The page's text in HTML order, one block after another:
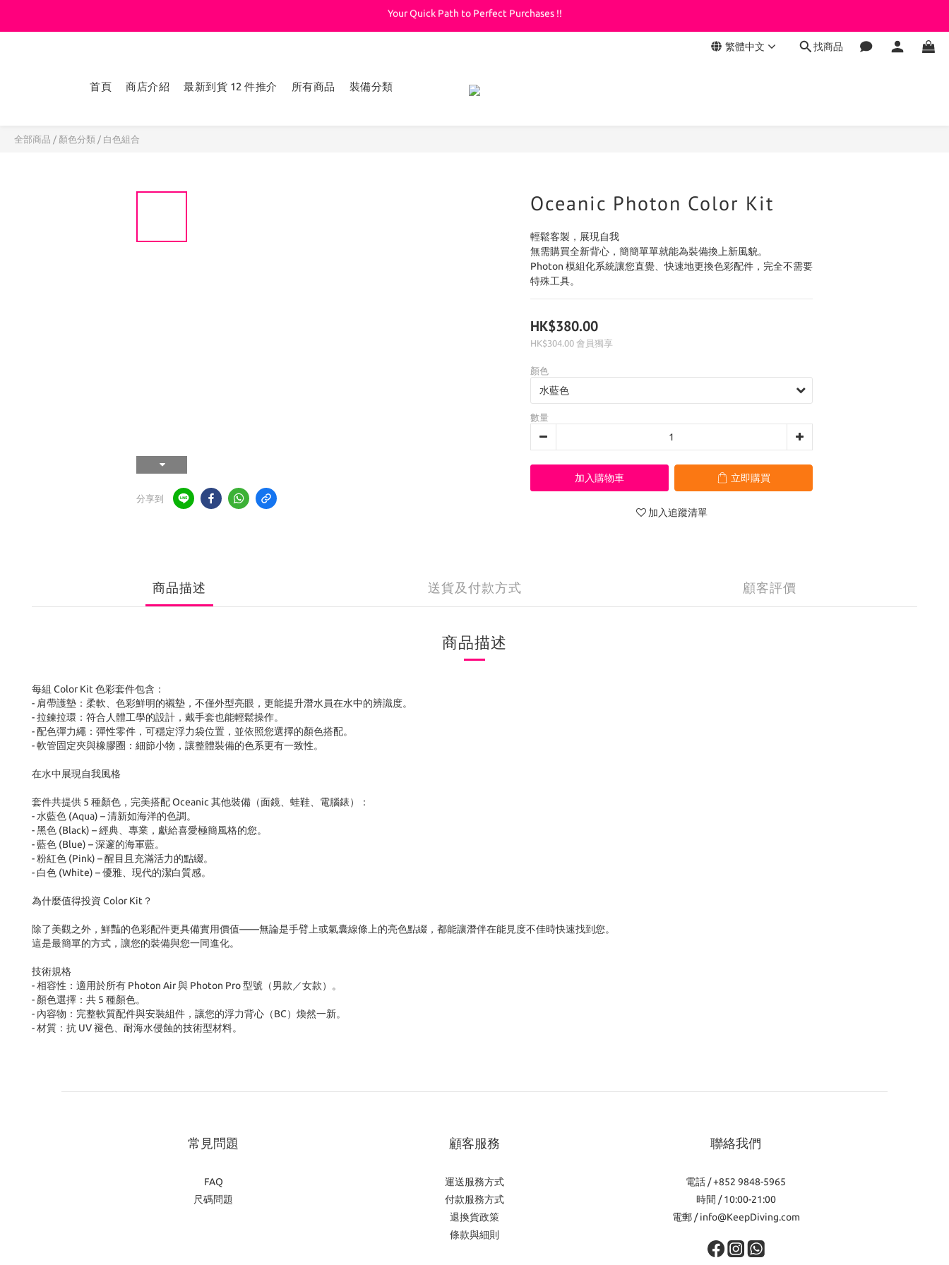
Welcome to KeepDiving.com
滿 $3000 免運費
繁體中文 找商品
首頁 商店介紹 最新到貨 12 件推介 所有商品 裝備分類
全部商品 / 顏色分類 / 白色組合
分享到
Oceanic Photon Color Kit
輕鬆客製，展現自我
無需購買全新背心，簡簡單單就能為裝備換上新風貌。
Photon 模組化系統讓您直覺、快速地更換色彩配件，完全不需要
特殊工具。
HK$380.00
HK$304.00 會員獨享
顏色
數量
加入購物車 立即購買
加入追蹤清單
商品描述 送貨及付款方式 顧客評價
商品描述
每組 Color Kit 色彩套件包含：
- 肩帶護墊：柔軟、色彩鮮明的襯墊，不僅外型亮眼，更能提升潛水員在水中的辨識度。
- 拉鍊拉環：符合人體工學的設計，戴手套也能輕鬆操作。
- 配色彈力繩：彈性零件，可穩定浮力袋位置，並依照您選擇的顏色搭配。
- 軟管固定夾與橡膠圈：細節小物，讓整體裝備的色系更有一致性。
在水中展現自我風格
套件共提供 5 種顏色，完美搭配 Oceanic 其他裝備（面鏡、蛙鞋、電腦錶）：
- 水藍色 (Aqua) – 清新如海洋的色調。
- 黑色 (Black) – 經典、專業，獻給喜愛極簡風格的您。
- 藍色 (Blue) – 深邃的海軍藍。
- 粉紅色 (Pink) – 醒目且充滿活力的點綴。
- 白色 (White) – 優雅、現代的潔白質感。
為什麼值得投資 Color Kit？
除了美觀之外，鮮豔的色彩配件更具備實用價值——無論是手臂上或氣囊線條上的亮色點綴，都能讓潛伴在能見度不佳時快速找到您。
這是最簡單的方式，讓您的裝備與您一同進化。
技術規格
- 相容性：適用於所有 Photon Air 與 Photon Pro 型號（男款／女款）。
- 顏色選擇：共 5 種顏色。
- 內容物：完整軟質配件與安裝組件，讓您的浮力背心（BC）煥然一新。
- 材質：抗 UV 褪色、耐海水侵蝕的技術型材料。
常見問題
FAQ
尺碼問題
顧客服務
運送服務方式
付款服務方式
退換貨政策
條款與細則
聯絡我們
電話 / +852 9848-5965
時間 / 10:00-21:00
電郵 / info@KeepDiving.com